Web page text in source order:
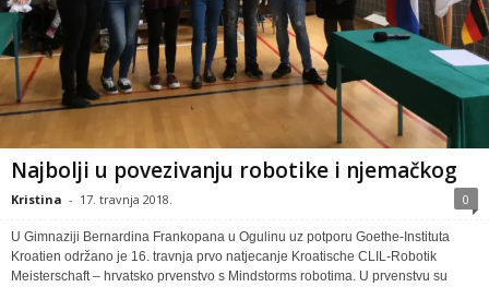
Najbolji u povezivanju robotike i njemačkog
Kristina - 17. travnja 2018. 0
U Gimnaziji Bernardina Frankopana u Ogulinu uz potporu Goethe-Instituta
Kroatien održano je 16. travnja prvo natjecanje Kroatische CLIL-Robotik
Meisterschaft – hrvatsko prvenstvo s Mindstorms robotima. U prvenstvu su